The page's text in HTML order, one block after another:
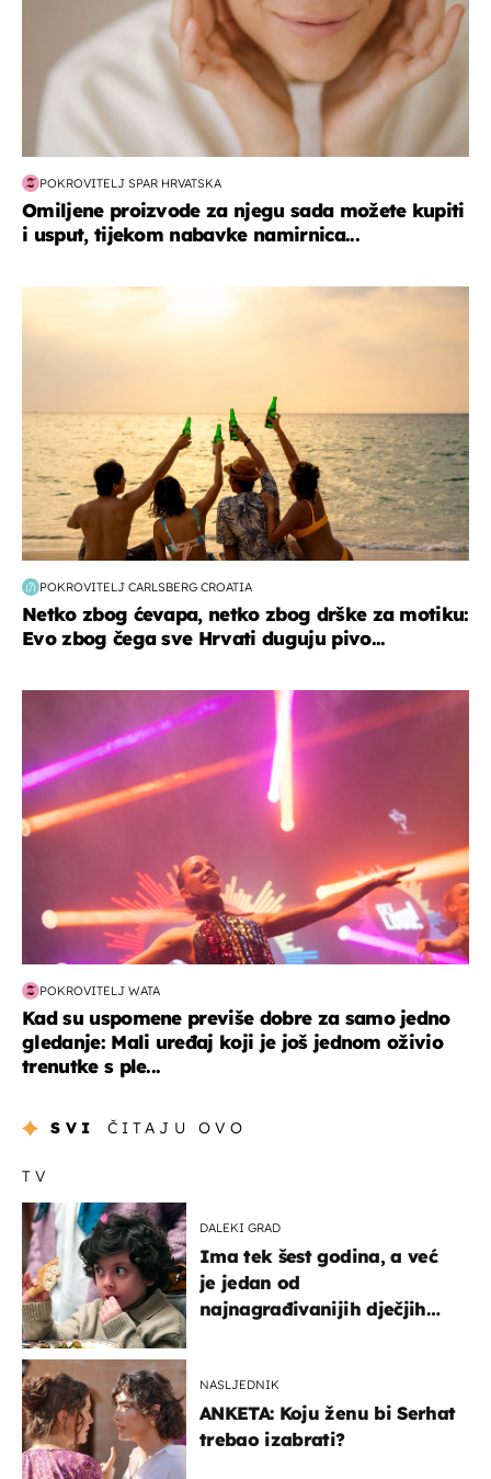
POKROVITELJ SPAR HRVATSKA
Omiljene proizvode za njegu sada možete kupiti
i usput, tijekom nabavke namirnica...
POKROVITELJ CARLSBERG CROATIA
Netko zbog ćevapa, netko zbog drške za motiku:
Evo zbog čega sve Hrvati duguju pivo...
POKROVITELJ WATA
Kad su uspomene previše dobre za samo jedno
gledanje: Mali uređaj koji je još jednom oživio
trenutke s ple...
SVI ČITAJU OVO
TV
DALEKI GRAD
Ima tek šest godina, a već
je jedan od
najnagrađivanijih dječjih
NASLJEDNIK
ANKETA: Koju ženu bi Serhat
trebao izabrati?